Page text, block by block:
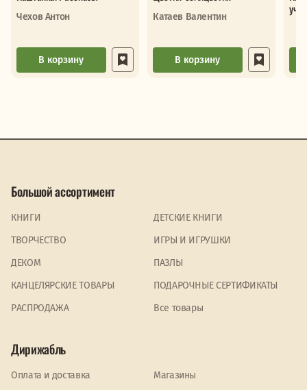
Чехов Антон
В корзину
Катаев Валентин
В корзину
Большой ассортимент
КНИГИ
ДЕТСКИЕ КНИГИ
ТВОРЧЕСТВО
ИГРЫ И ИГРУШКИ
ДЕКОМ
ПАЗЛЫ
КАНЦЕЛЯРСКИЕ ТОВАРЫ
ПОДАРОЧНЫЕ СЕРТИФИКАТЫ
PАСПРОДАЖА
Все товары
Дирижабль
Оплата и доставка
Магазины